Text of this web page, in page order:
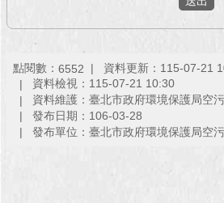
English
常
見
問
答
點閱數： 6552
資料更新：115-07-21
資料檢視：115-07-21 10:30
資料維護：臺北市政府環境保護局空
發布日期：106-03-28
發布單位：臺北市政府環境保護局空